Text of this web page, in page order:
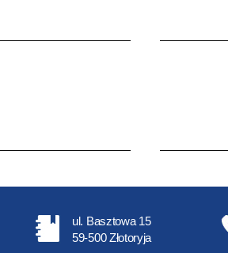
ul. Basztowa 15
59-500 Złotoryja